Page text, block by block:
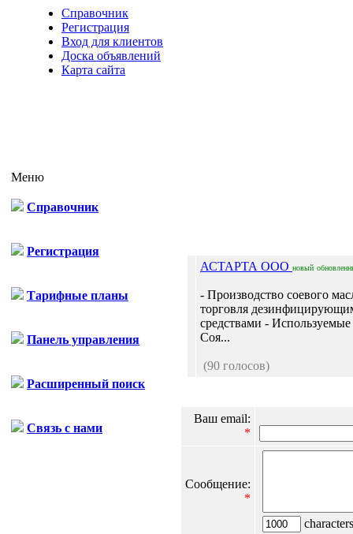
Справочник
Регистрация
Вход для клиентов
Доска объявлений
Карта сайта
Меню
Справочник
Регистрация
Тарифные планы
Панель управления
Расширенный поиск
Связь с нами
АСТАРТА ООО новый
- Производство соевого
торговля
средствами -
Соя...
(90 голосов)
Ваш email:
*
Сообщение:
*